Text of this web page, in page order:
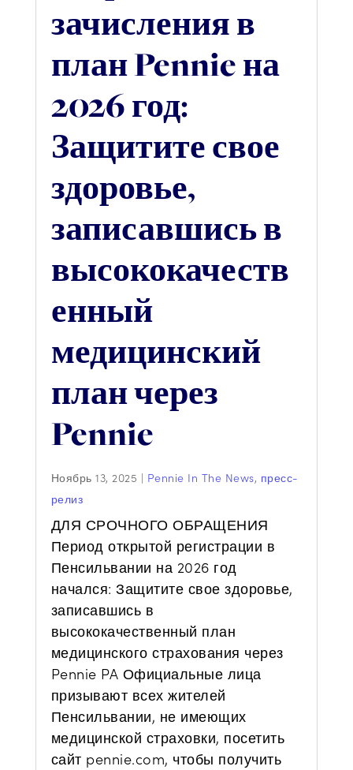
зачисления в
план Pennie на
2026 год:
Защитите свое
здоровье,
записавшись в
высококачеств
енный
медицинский
план через
Pennie
Ноябрь 13, 2025 | Pennie In The News, пресс-
релиз
ДЛЯ СРОЧНОГО ОБРАЩЕНИЯ
Период открытой регистрации в
Пенсильвании на 2026 год
начался: Защитите свое здоровье,
записавшись в
высококачественный план
медицинского страхования через
Pennie PA Официальные лица
призывают всех жителей
Пенсильвании, не имеющих
медицинской страховки, посетить
сайт pennie.com, чтобы получить